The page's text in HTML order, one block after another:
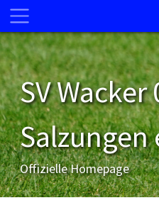
SV Wacker
Salzungen
Offizielle Homepage